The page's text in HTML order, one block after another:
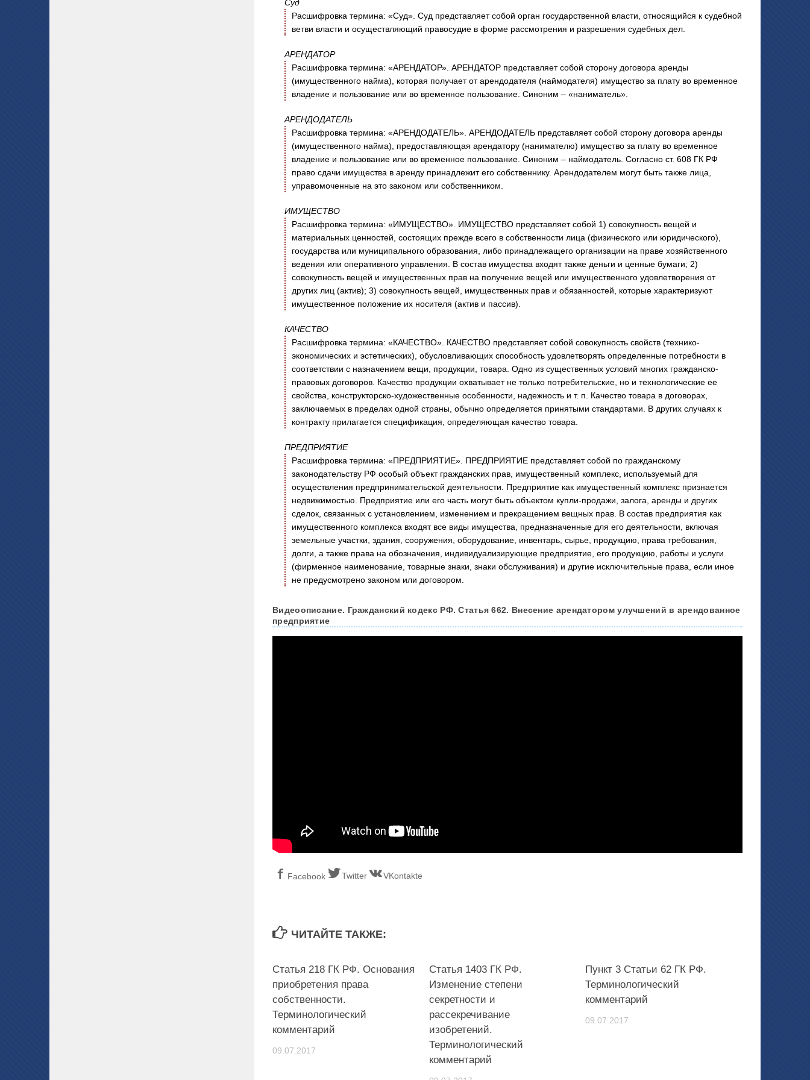
Суд
Расшифровка термина: «Суд». Суд представляет собой орган государственной власти, относящийся к судебной
ветви власти и осуществляющий правосудие в форме рассмотрения и разрешения судебных дел.
АРЕНДАТОР
Расшифровка термина: «АРЕНДАТОР». АРЕНДАТОР представляет собой сторону договора аренды
(имущественного найма), которая получает от арендодателя (наймодателя) имущество за плату во временное
владение и пользование или во временное пользование. Синоним – «наниматель».
АРЕНДОДАТЕЛЬ
Расшифровка термина: «АРЕНДОДАТЕЛЬ». АРЕНДОДАТЕЛЬ представляет собой сторону договора аренды
(имущественного найма), предоставляющая арендатору (нанимателю) имущество за плату во временное
владение и пользование или во временное пользование. Синоним – наймодатель. Согласно ст. 608 ГК РФ
право сдачи имущества в аренду принадлежит его собственнику. Арендодателем могут быть также лица,
управомоченные на это законом или собственником.
ИМУЩЕСТВО
Расшифровка термина: «ИМУЩЕСТВО». ИМУЩЕСТВО представляет собой 1) совокупность вещей и
материальных ценностей, состоящих прежде всего в собственности лица (физического или юридического),
государства или муниципального образования, либо принадлежащего организации на праве хозяйственного
ведения или оперативного управления. В состав имущества входят также деньги и ценные бумаги; 2)
совокупность вещей и имущественных прав на получение вещей или имущественного удовлетворения от
других лиц (актив); 3) совокупность вещей, имущественных прав и обязанностей, которые характеризуют
имущественное положение их носителя (актив и пассив).
КАЧЕСТВО
Расшифровка термина: «КАЧЕСТВО». КАЧЕСТВО представляет собой совокупность свойств (технико-
экономических и эстетических), обусловливающих способность удовлетворять определенные потребности в
соответствии с назначением вещи, продукции, товара. Одно из существенных условий многих гражданско-
правовых договоров. Качество продукции охватывает не только потребительские, но и технологические ее
свойства, конструкторско-художественные особенности, надежность и т. п. Качество товара в договорах,
заключаемых в пределах одной страны, обычно определяется принятыми стандартами. В других случаях к
контракту прилагается спецификация, определяющая качество товара.
ПРЕДПРИЯТИЕ
Расшифровка термина: «ПРЕДПРИЯТИЕ». ПРЕДПРИЯТИЕ представляет собой по гражданскому
законодательству РФ особый объект гражданских прав, имущественный комплекс, используемый для
осуществления предпринимательской деятельности. Предприятие как имущественный комплекс признается
недвижимостью. Предприятие или его часть могут быть объектом купли-продажи, залога, аренды и других
сделок, связанных с установлением, изменением и прекращением вещных прав. В состав предприятия как
имущественного комплекса входят все виды имущества, предназначенные для его деятельности, включая
земельные участки, здания, сооружения, оборудование, инвентарь, сырье, продукцию, права требования,
долги, а также права на обозначения, индивидуализирующие предприятие, его продукцию, работы и услуги
(фирменное наименование, товарные знаки, знаки обслуживания) и другие исключительные права, если иное
не предусмотрено законом или договором.
Видеоописание. Гражданский кодекс РФ. Статья 662. Внесение арендатором улучшений в арендованное
предприятие
Facebook Twitter VKontakte
ЧИТАЙТЕ ТАКЖЕ:
Статья 218 ГК РФ. Основания
приобретения права
собственности.
Терминологический
комментарий
09.07.2017
Статья 1403 ГК РФ.
Изменение степени
секретности и
рассекречивание
изобретений.
Терминологический
комментарий
Пункт 3 Статьи 62 ГК РФ.
Терминологический
комментарий
09.07.2017